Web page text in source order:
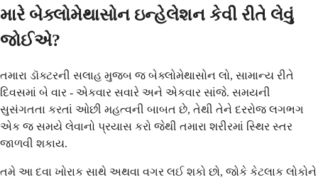
મારે બેક્લોમેથાસોન ઇન્હેલેશન કેવી રીતે લેવું
જોઈએ?
તમારા ડૉક્ટરની સલાહ મુજબ જ બેક્લોમેથાસોન લો, સામાન્ય રીતે
દિવસમાં બે વાર - એકવાર સવારે અને એકવાર સાંજે. સમયની
સુસંગતતા કરતાં ઓછી મહત્વની બાબત છે, તેથી તેને દરરોજ લગભગ
એક જ સમયે લેવાનો પ્રયાસ કરો જેથી તમારા શરીરમાં સ્થિર સ્તર
જાળવી શકાય.
તમે આ દવા ખોરાક સાથે અથવા વગર લઈ શકો છો, જોકે કેટલાક લોકોને